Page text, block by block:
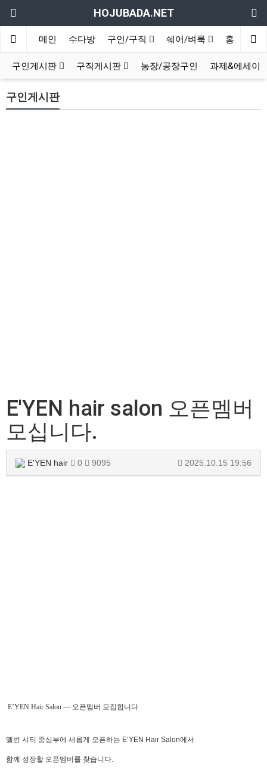
HOJUBADA.NET
메인 수다방 구인/구직 쉐어/벼룩 홍보방
구인게시판 구직게시판 농장/공장구인 과제&에세이
구인게시판
E'YEN hair salon 오픈멤버
모십니다.
E'YEN hair 0 9095 2025.10.15 19:56
E’YEN Hair Salon — 오픈멤버 모집합니다.
멜번 시티 중심부에 새롭게 오픈하는 E’YEN Hair Salon에서
함께 성장할 오픈멤버를 찾습니다.